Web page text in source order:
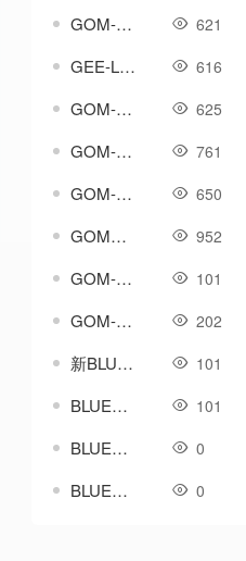
GOM-GEE-LF指挥自定义入会脚本 621
GEE-LF-超级火墙示例脚本 616
GOM-LF-GEE-七天连续签到脚本 625
GOM-GEE-LF-装备发射器-安抚脚本 761
GOM-LF-GEE五福收集-集卡活动-功能活动脚本 650
GOM引擎自定义属性极品洗炼-鉴定-最高四条属性脚本 952
GOM-GEE-LF通用天下第一脚本-比等级-比属性 101
GOM-GEE-LF引擎-翻牌奖励模板例子脚本 202
新BLUE引擎_新挂机脚本 101
BLUE引擎-挂机循环-自动巡航-自动回血脚本 101
BLUE引擎安全区城市传送NPC美化脚本-带素材 0
BLUE引擎-复古聚灵珠买卖脚本带对话框素材 0